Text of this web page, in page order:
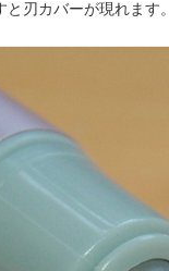
と刃カバーが現れます